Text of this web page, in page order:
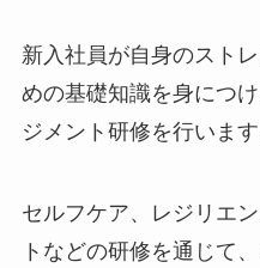
新入社員が自身のスト
めの基礎知識を身につ
ジメント研修を行います
セルフケア、レジリエ
トなどの研修を通じて、